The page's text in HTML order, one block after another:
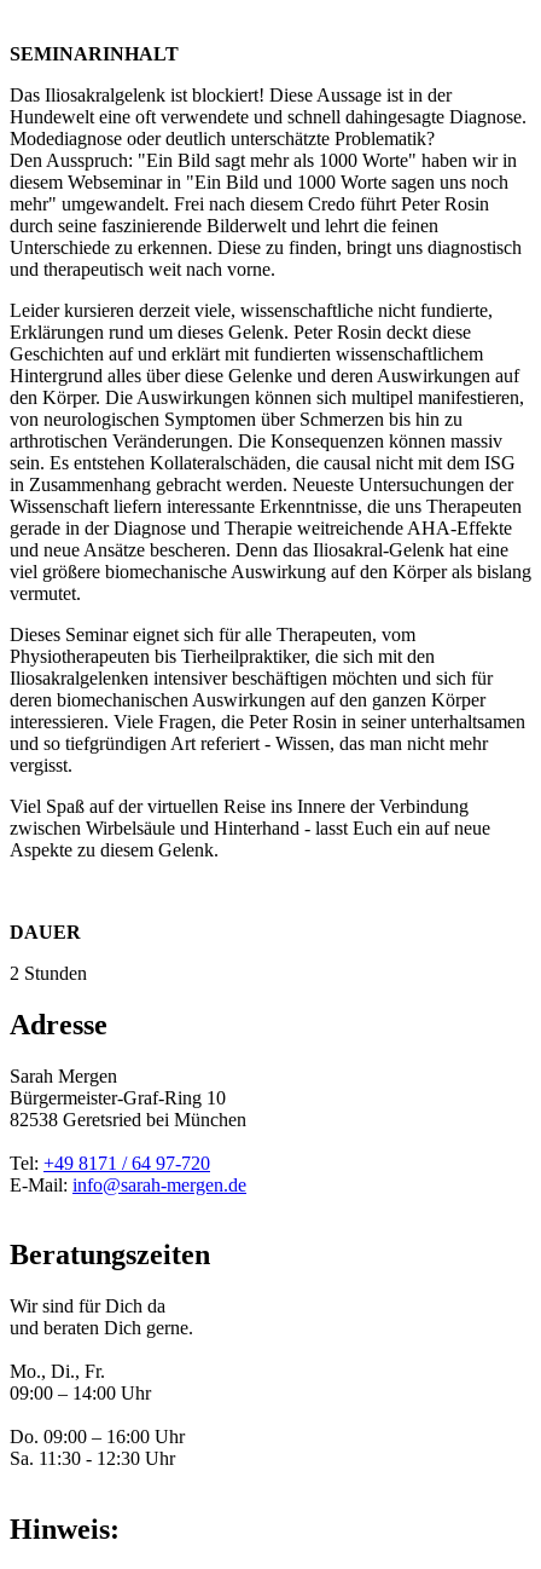
SEMINARINHALT
Das Iliosakralgelenk ist blockiert! Diese Aussage ist in der
Hundewelt eine oft verwendete und schnell dahingesagte Diagnose.
Modediagnose oder deutlich unterschätzte Problematik?
Den Ausspruch: "Ein Bild sagt mehr als 1000 Worte" haben wir in
diesem Webseminar in "Ein Bild und 1000 Worte sagen uns noch
mehr" umgewandelt. Frei nach diesem Credo führt Peter Rosin
durch seine faszinierende Bilderwelt und lehrt die feinen
Unterschiede zu erkennen. Diese zu finden, bringt uns diagnostisch
und therapeutisch weit nach vorne.
Leider kursieren derzeit viele, wissenschaftliche nicht fundierte,
Erklärungen rund um dieses Gelenk. Peter Rosin deckt diese
Geschichten auf und erklärt mit fundierten wissenschaftlichem
Hintergrund alles über diese Gelenke und deren Auswirkungen auf
den Körper. Die Auswirkungen können sich multipel manifestieren,
von neurologischen Symptomen über Schmerzen bis hin zu
arthrotischen Veränderungen. Die Konsequenzen können massiv
sein. Es entstehen Kollateralschäden, die causal nicht mit dem ISG
in Zusammenhang gebracht werden. Neueste Untersuchungen der
Wissenschaft liefern interessante Erkenntnisse, die uns Therapeuten
gerade in der Diagnose und Therapie weitreichende AHA-Effekte
und neue Ansätze bescheren. Denn das Iliosakral-Gelenk hat eine
viel größere biomechanische Auswirkung auf den Körper als bislang
vermutet.
Dieses Seminar eignet sich für alle Therapeuten, vom
Physiotherapeuten bis Tierheilpraktiker, die sich mit den
Iliosakralgelenken intensiver beschäftigen möchten und sich für
deren biomechanischen Auswirkungen auf den ganzen Körper
interessieren. Viele Fragen, die Peter Rosin in seiner unterhaltsamen
und so tiefgründigen Art referiert - Wissen, das man nicht mehr
vergisst.
Viel Spaß auf der virtuellen Reise ins Innere der Verbindung
zwischen Wirbelsäule und Hinterhand - lasst Euch ein auf neue
Aspekte zu diesem Gelenk.
DAUER
2 Stunden
Adresse
Sarah Mergen
Bürgermeister-Graf-Ring 10
82538 Geretsried bei München
Tel: +49 8171 / 64 97-720
E-Mail: info@sarah-mergen.de
Beratungszeiten
Wir sind für Dich da
und beraten Dich gerne.
Mo., Di., Fr.
09:00 – 14:00 Uhr
Do. 09:00 – 16:00 Uhr
Sa. 11:30 - 12:30 Uhr
Hinweis: